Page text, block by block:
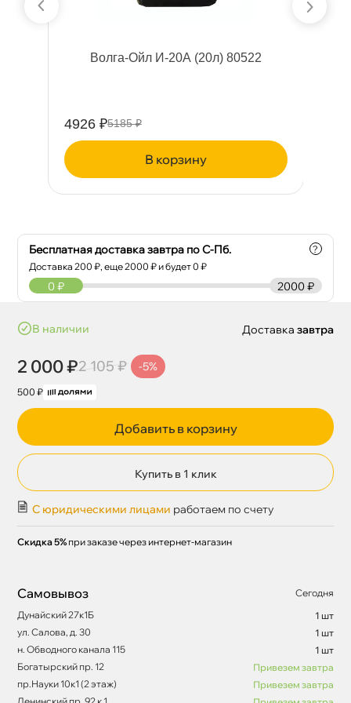
олга-Ойл И-20А (20л) 80522
4926 ₽5185 ₽
корзину
Бесплатная доставка завтра по С-Пб.
Доставка200 ₽, еще2000 ₽ и будет 0 ₽
?
2000 ₽
0 ₽
наличии
2 000 ₽2 105 ₽ -5%
500 ₽
Доставка завтра
Добавить в корзину
Купить в 1 клик
С юридическими лицами работаем по счету
Скидка 5% при заказе через интернет-магазин
Самовывоз
Сегодня
Дунайский 27к1Б
1 шт
ул. Салова, д. 30
1 шт
н. Обводного канала 115
1 шт
Богатырский пр. 12
Привезем завтра
пр.Науки 10к1 (2 этаж)
Привезем завтра
Ленинский пр. 92 к.1